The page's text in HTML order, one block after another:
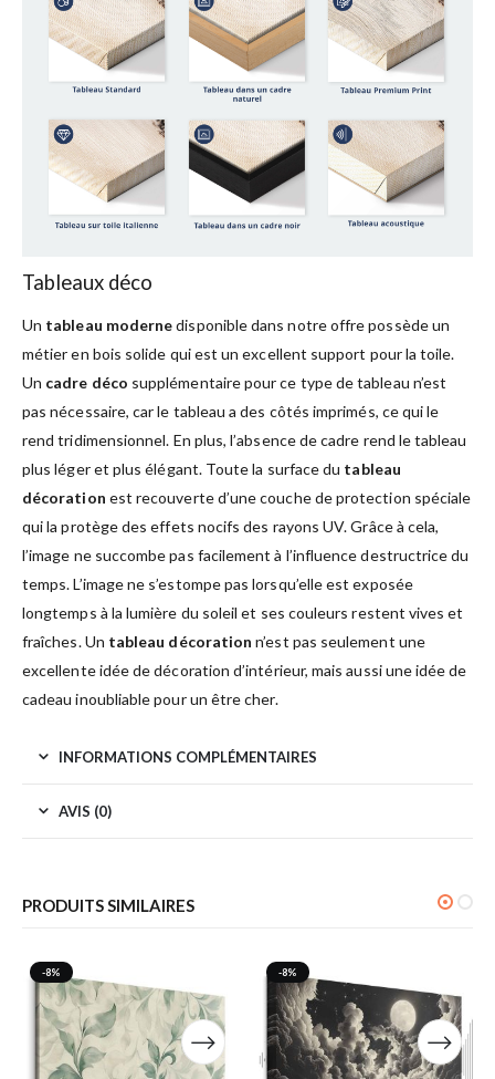
Tableaux déco
Un tableau modernedisponible dans notre offre possède un
métier en bois solide qui est un excellent support pour la toile.
Un cadre déco supplémentaire pour ce type de tableau n’est
pas nécessaire, car le tableau a des côtés imprimés, ce qui le
rend tridimensionnel. En plus, l’absence de cadre rend le tableau
plus léger et plus élégant. Toute la surface du tableau
décoration est recouverte d’une couche de protection spéciale
qui la protège des effets nocifs des rayons UV. Grâce à cela,
l’image ne succombe pas facilement à l’influence destructrice du
temps. L’image ne s’estompe pas lorsqu’elle est exposée
longtemps à la lumière du soleil et ses couleurs restent vives et
fraîches. Un tableau décoration n’est pas seulement une
excellente idée de décoration d’intérieur, mais aussi une idée de
cadeau inoubliable pour un être cher.
INFORMATIONS COMPLÉMENTAIRES
AVIS (0)
PRODUITS SIMILAIRES
-8% -8%